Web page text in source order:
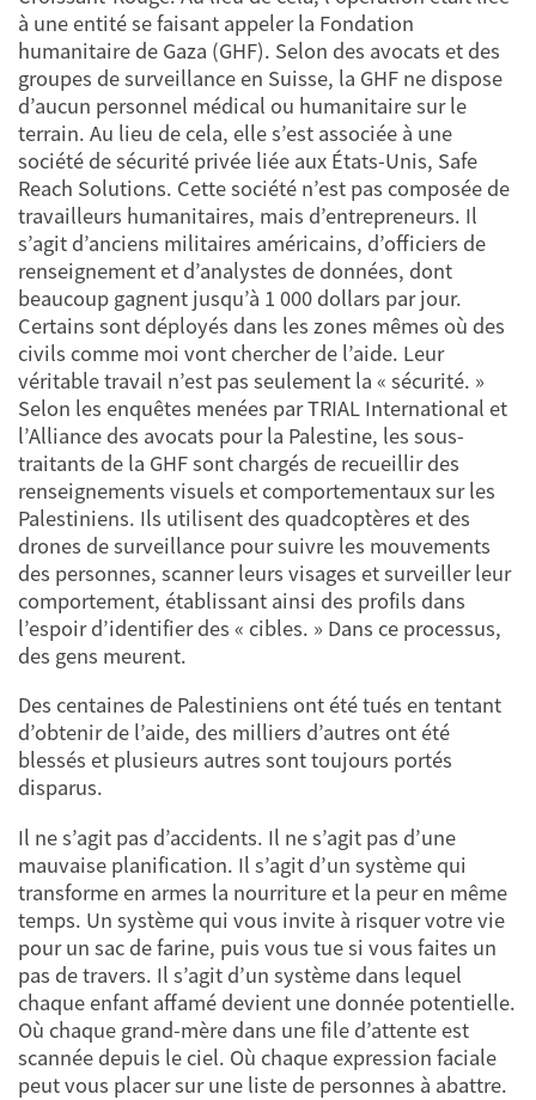
à une entité se faisant appeler la Fondation
humanitaire de Gaza (GHF). Selon des avocats et des
groupes de surveillance en Suisse, la GHF ne dispose
d’aucun personnel médical ou humanitaire sur le
terrain. Au lieu de cela, elle s’est associée à une
société de sécurité privée liée aux États-Unis, Safe
Reach Solutions. Cette société n’est pas composée de
travailleurs humanitaires, mais d’entrepreneurs. Il
s’agit d’anciens militaires américains, d’officiers de
renseignement et d’analystes de données, dont
beaucoup gagnent jusqu’à 1 000 dollars par jour.
Certains sont déployés dans les zones mêmes où des
civils comme moi vont chercher de l’aide. Leur
véritable travail n’est pas seulement la « sécurité. »
Selon les enquêtes menées par TRIAL International et
l’Alliance des avocats pour la Palestine, les sous-
traitants de la GHF sont chargés de recueillir des
renseignements visuels et comportementaux sur les
Palestiniens. Ils utilisent des quadcoptères et des
drones de surveillance pour suivre les mouvements
des personnes, scanner leurs visages et surveiller leur
comportement, établissant ainsi des profils dans
l’espoir d’identifier des « cibles. » Dans ce processus,
des gens meurent.
Des centaines de Palestiniens ont été tués en tentant
d’obtenir de l’aide, des milliers d’autres ont été
blessés et plusieurs autres sont toujours portés
disparus.
Il ne s’agit pas d’accidents. Il ne s’agit pas d’une
mauvaise planification. Il s’agit d’un système qui
transforme en armes la nourriture et la peur en même
temps. Un système qui vous invite à risquer votre vie
pour un sac de farine, puis vous tue si vous faites un
pas de travers. Il s’agit d’un système dans lequel
chaque enfant affamé devient une donnée potentielle.
Où chaque grand-mère dans une file d’attente est
scannée depuis le ciel. Où chaque expression faciale
peut vous placer sur une liste de personnes à abattre.